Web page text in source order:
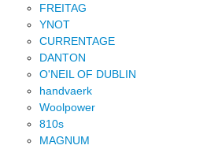
FREITAG
YNOT
CURRENTAGE
DANTON
O'NEIL OF DUBLIN
handvaerk
Woolpower
810s
MAGNUM